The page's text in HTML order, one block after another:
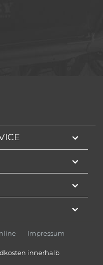
Impressum
innerhalb